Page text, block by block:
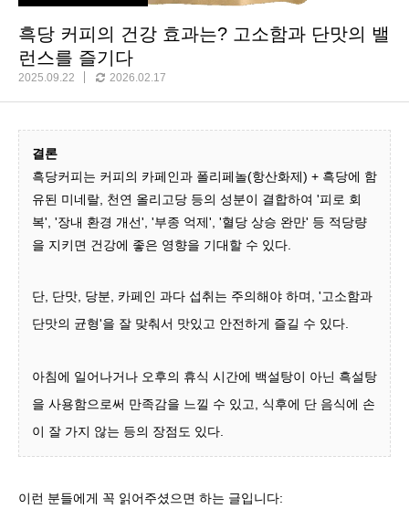
흑당 커피의 건강 효과는? 고소함과 단맛의 밸
런스를 즐기다
2025.09.22 2026.02.17
결론
흑당커피는 커피의 카페인과 폴리페놀(항산화제) + 흑당에 함
유된 미네랄, 천연 올리고당 등의 성분이 결합하여 '피로 회
복', '장내 환경 개선', '부종 억제', '혈당 상승 완만' 등 적당량
을 지키면 건강에 좋은 영향을 기대할 수 있다.
단, 단맛, 당분, 카페인 과다 섭취는 주의해야 하며, '고소함과
단맛의 균형'을 잘 맞춰서 맛있고 안전하게 즐길 수 있다.
아침에 일어나거나 오후의 휴식 시간에 백설탕이 아닌 흑설탕
을 사용함으로써 만족감을 느낄 수 있고, 식후에 단 음식에 손
이 잘 가지 않는 등의 장점도 있다.
이런 분들에게 꼭 읽어주셨으면 하는 글입니다: